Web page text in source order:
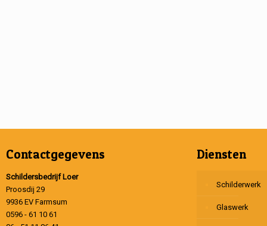
Contactgegevens
Schildersbedrijf Loer
Proosdij 29
9936 EV Farmsum
0596 - 61 10 61
Diensten
Schilderwerk
Glaswerk